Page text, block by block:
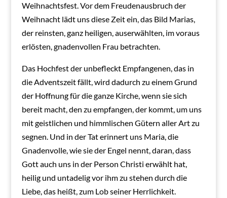
Weihnachtsfest. Vor dem Freudenausbruch der
Weihnacht lädt uns diese Zeit ein, das Bild Marias,
der reinsten, ganz heiligen, auserwählten, im voraus
erlösten, gnadenvollen Frau betrachten.
Das Hochfest der unbefleckt Empfangenen, das in
die Adventszeit fällt, wird dadurch zu einem Grund
der Hoffnung für die ganze Kirche, wenn sie sich
bereit macht, den zu empfangen, der kommt, um uns
mit geistlichen und himmlischen Gütern aller Art zu
segnen. Und in der Tat erinnert uns Maria, die
Gnadenvolle, wie sie der Engel nennt, daran, dass
Gott auch uns in der Person Christi erwählt hat,
heilig und untadelig vor ihm zu stehen durch die
Liebe, das heißt, zum Lob seiner Herrlichkeit.